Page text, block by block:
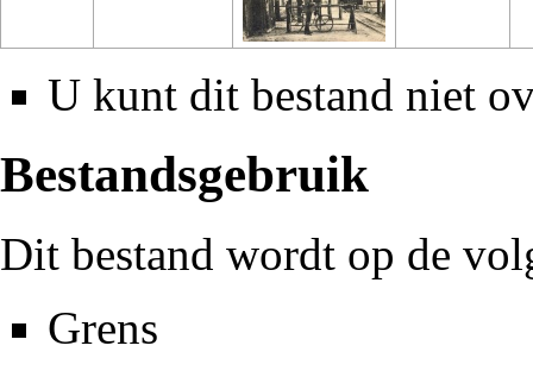
U kunt dit bestand niet
Bestandsgebruik
Dit bestand wordt op de
Grens